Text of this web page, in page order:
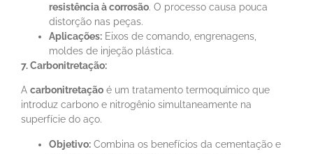
resistência à corrosão. O processo causa pouca
distorção nas peças.
Aplicações: Eixos de comando, engrenagens,
moldes de injeção plástica.
7. Carbonitretação:
A carbonitretação é um tratamento termoquímico que
introduz carbono e nitrogênio simultaneamente na
superfície do aço.
Objetivo: Combina os benefícios da cementação e